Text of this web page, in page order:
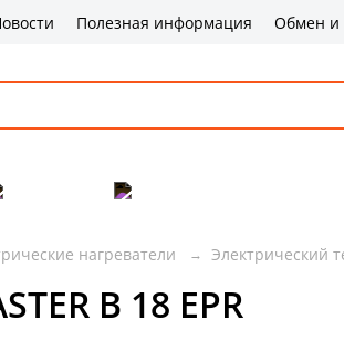
Полезная информация Обмен и
нагреватели Электрический
B 18 EPR